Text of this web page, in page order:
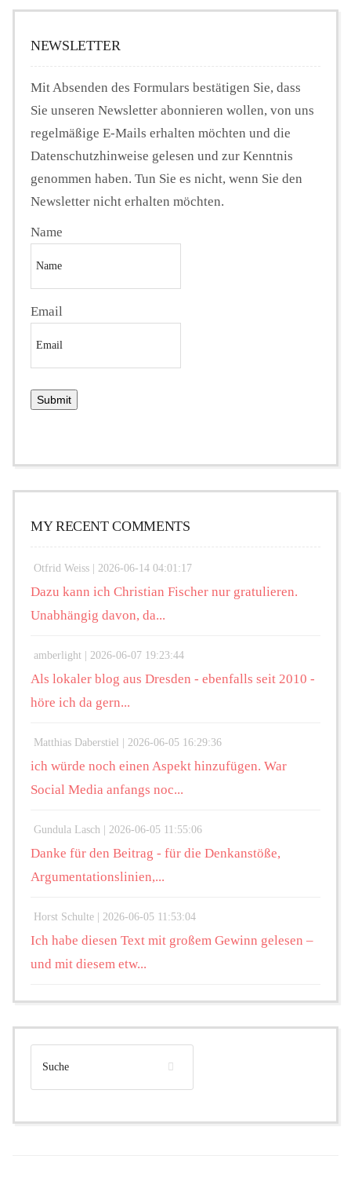
NEWSLETTER
Mit Absenden des Formulars bestätigen Sie, dass
Sie unseren Newsletter abonnieren wollen, von uns
regelmäßige E-Mails erhalten möchten und die
Datenschutzhinweise gelesen und zur Kenntnis
genommen haben. Tun Sie es nicht, wenn Sie den
Newsletter nicht erhalten möchten.
Name
Email
MY RECENT COMMENTS
Otfrid Weiss | 2026-06-14 04:01:17
Dazu kann ich Christian Fischer nur gratulieren.
Unabhängig davon, da...
amberlight | 2026-06-07 19:23:44
Als lokaler blog aus Dresden - ebenfalls seit 2010 -
höre ich da gern...
Matthias Daberstiel | 2026-06-05 16:29:36
ich würde noch einen Aspekt hinzufügen. War
Social Media anfangs noc...
Gundula Lasch | 2026-06-05 11:55:06
Danke für den Beitrag - für die Denkanstöße,
Argumentationslinien,...
Horst Schulte | 2026-06-05 11:53:04
Ich habe diesen Text mit großem Gewinn gelesen –
und mit diesem etw...